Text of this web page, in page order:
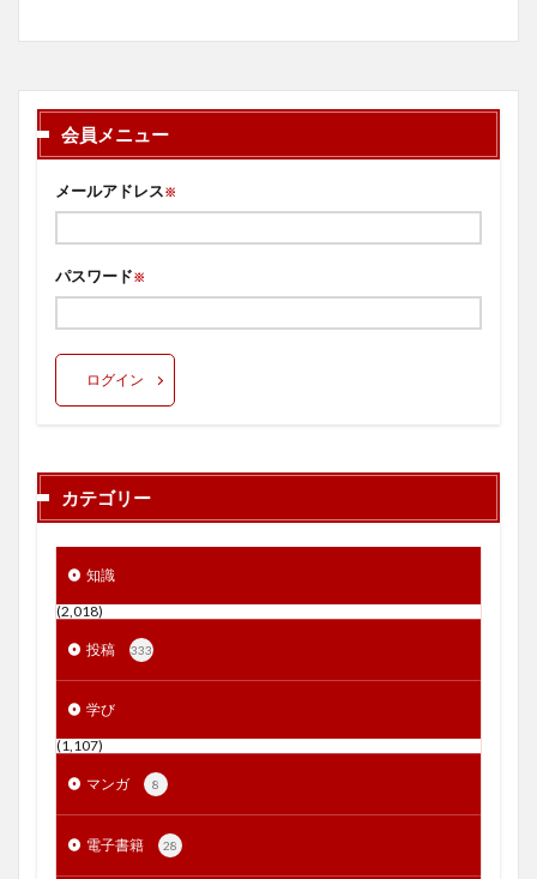
会員メニュー
メールアドレス※
パスワード※
ログイン
カテゴリー
知識
(2,018)
投稿 333
学び
(1,107)
マンガ 8
電子書籍 28